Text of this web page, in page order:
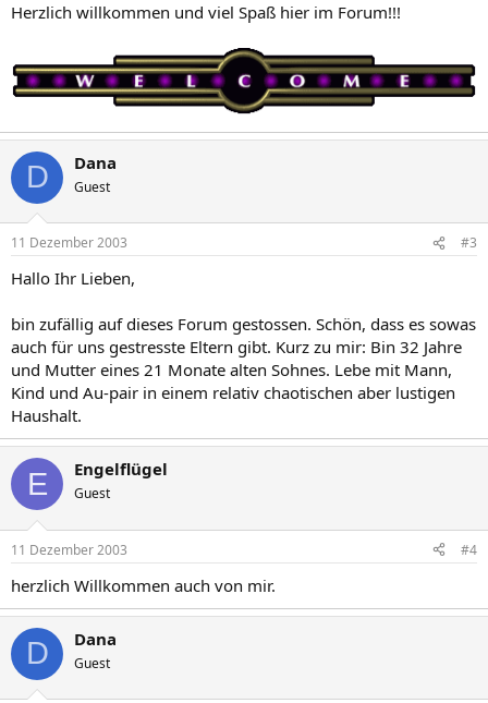
Herzlich willkommen und viel Spaß hier im Forum!!!
D Dana
Guest
11 Dezember 2003 #3
Hallo Ihr Lieben,
bin zufällig auf dieses Forum gestossen. Schön, dass es sowas
auch für uns gestresste Eltern gibt. Kurz zu mir: Bin 32 Jahre
und Mutter eines 21 Monate alten Sohnes. Lebe mit Mann,
Kind und Au-pair in einem relativ chaotischen aber lustigen
Haushalt.
E Engelflügel
Guest
11 Dezember 2003 #4
herzlich Willkommen auch von mir.
D Dana
Guest